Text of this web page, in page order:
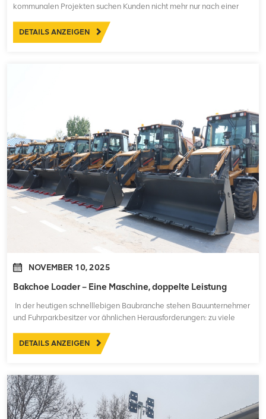
kommunalen Projekten suchen Kunden nicht mehr nur nach einer
steigert, die Arbeitsbelastung reduziert und sich an verschiedene
Arbeitsumgebungen anpasst. LTE25 2,5-Tonnen-Minibagg...
DETAILS ANZEIGEN
NOVEMBER 10, 2025
Bakchoe Loader – Eine Maschine, doppelte Leistung
In der heutigen schnelllebigen Baubranche stehen Bauunternehmer
und Fuhrparkbesitzer vor ähnlichen Herausforderungen: zu viele
und langsame Baustellenkoordination. Ein Graben ist vielleicht fertig,
aber der Lader ist noch nicht da… Ei...
DETAILS ANZEIGEN